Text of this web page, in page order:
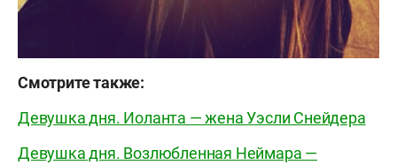
Смотрите также:
Девушка дня. Иоланта — жена Уэсли Снейдера
Девушка дня. Возлюбленная Неймара —